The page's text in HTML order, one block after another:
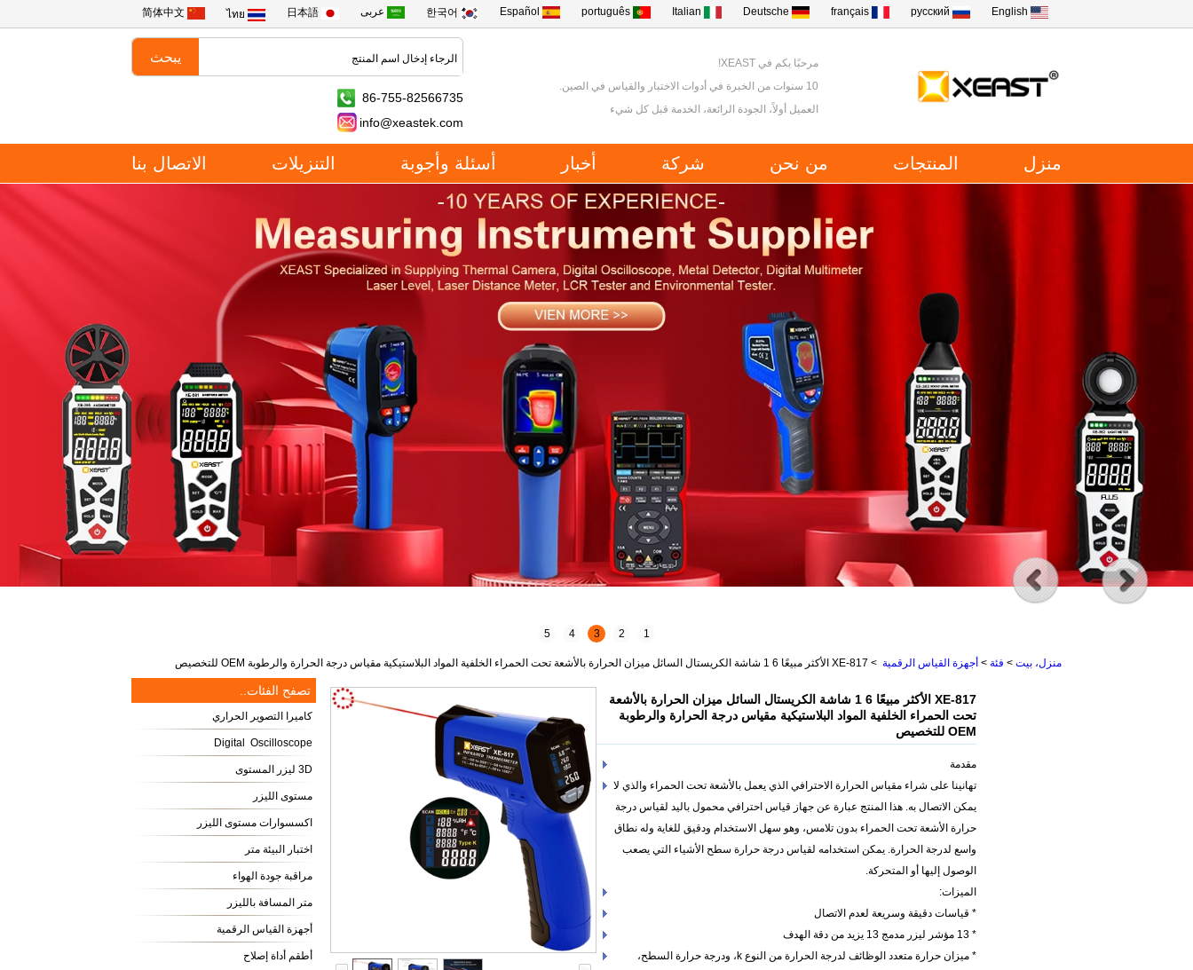
English
русский
français
Deutsche
Italian
português
Español
한국어 عربى 日本語
ไทย
简体中文
مرحبًا بكم في XEAST!
10 سنوات من الخبرة في أدوات الاختبار والقياس في الصين.
العميل أولاً، الجودة الرائعة، الخدمة قبل كل شيء
86-755-82566735
info@xeastek.com
منزل المنتجات من نحن شركة أخبار أسئلة وأجوبة التنزيلات الاتصال بنا
1
2
3
4
5
منزل، بيت > فئة > أجهزة القياس الرقمية > XE-817 الأكثر مبيعًا 6 1 شاشة الكريستال السائل ميزان الحرارة بالأشعة تحت الحمراء الخلفية المواد البلاستيكية مقياس درجة الحرارة والرطوبة OEM للتخصيص
تصفح الفئات..
كاميرا التصوير الحراري
Digital Oscilloscope
3D ليزر المستوى
مستوى الليزر
اكسسوارات مستوى الليزر
اختبار البيئة متر
مراقبة جودة الهواء
متر المسافة بالليزر
أجهزة القياس الرقمية
أطقم أداة إصلاح
XE-817 الأكثر مبيعًا 6 1 شاشة الكريستال السائل ميزان الحرارة بالأشعة
تحت الحمراء الخلفية المواد البلاستيكية مقياس درجة الحرارة والرطوبة
OEM للتخصيص
مقدمة
تهانينا على شراء مقياس الحرارة الاحترافي الذي يعمل بالأشعة تحت الحمراء والذي لا
يمكن الاتصال به. هذا المنتج عبارة عن جهاز قياس احترافي محمول باليد لقياس درجة
حرارة الأشعة تحت الحمراء بدون تلامس، وهو سهل الاستخدام ودقيق للغاية وله نطاق
واسع لدرجة الحرارة. يمكن استخدامه لقياس درجة حرارة سطح الأشياء التي يصعب
الوصول إليها أو المتحركة.
الميزات:
* قياسات دقيقة وسريعة لعدم الاتصال
* 13 مؤشر ليزر مدمج 13 يزيد من دقة الهدف
* ميزان حرارة متعدد الوظائف لدرجة الحرارة من النوع k، ودرجة حرارة السطح،